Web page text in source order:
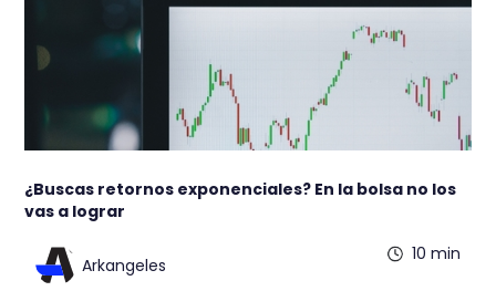
¿Buscas retornos exponenciales? En la bolsa no los
vas a lograr
Arkangeles
10 min